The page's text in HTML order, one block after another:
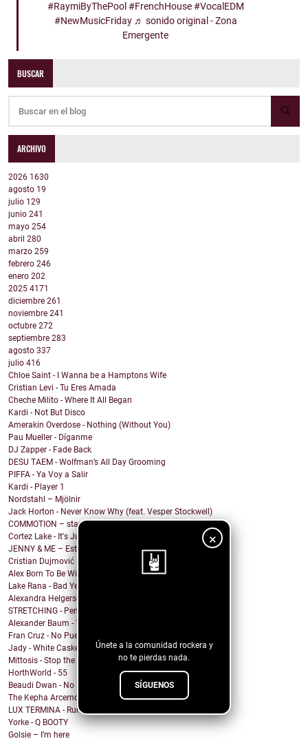
×
Únete a la comunidad rockera y
no te pierdas nada.
SÍGUENOS
#RaymiByThePool #FrenchHouse #VocalEDM
#NewMusicFriday ♬ sonido original - Zona
Emergente
BUSCAR
ARCHIVO
2026 1630
agosto 19
julio 129
junio 241
mayo 254
abril 280
marzo 259
febrero 246
enero 202
2025 4171
diciembre 261
noviembre 241
octubre 272
septiembre 283
agosto 337
julio 416
Chloe Saint - I Wanna be a Hamptons Wife
Cristian Levi - Tu Eres Amada
Cheche Milito - Where It All Began
Kardi - Not But Disco
Amerakin Overdose - Nothing (Without You)
Pau Mueller - Díganme
DJ Zapper - Fade Back
DESU TAEM - Wolfman’s All Day Grooming
PIFFA - Ya Voy a Salir
Kardi - Player 1
Nordstahl – Mjölnir
Jack Horton - Never Know Why (feat. Vesper Stockwell)
COMMOTION – stargazing
Cortez Lake - It's Just Me
JENNY & ME – Estate
Cristian Dujmović – Fin de un mundo
Alex Born To Be Wild - Nice Girls
Lake Rana - Bad Year
Alexandra Helgerson - We're Never Going Out
STRETCHING - Pencil Me In
Alexander Baum - Träume
Fran Cruz - No Puedo
Jady - White Casket
Mittosis - Stop the questions
HorthWorld - 55
Beaudi Dwan - No Sense To Me
The Kepha Arcemont Experiment - Southern Boy
LUX TERMINA - Run Rabbit Run
Yorke - Q BOOTY
Golsie – I’m here